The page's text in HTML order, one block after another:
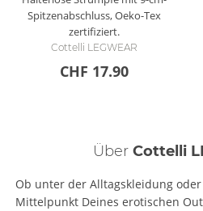
Spitzenabschluss, Oeko-Tex
zertifiziert.
Cottelli LEGWEAR
CHF 17.90
Über Cottelli
Ob unter der Alltagskleidung oder
Mittelpunkt Deines erotischen